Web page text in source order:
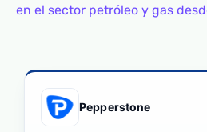
en el sector petróleo y gas
Pepperstone